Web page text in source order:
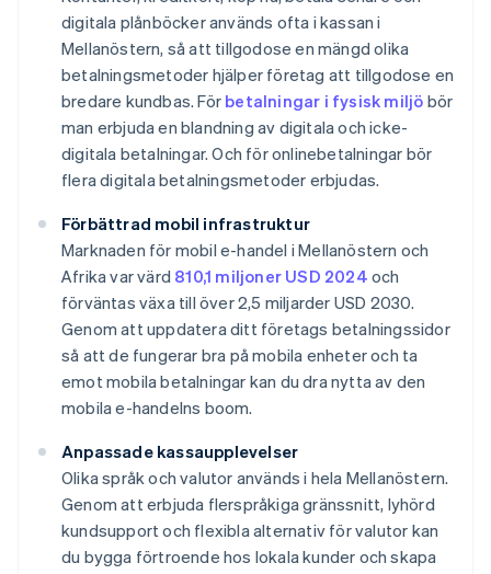
digitala plånböcker används ofta i kassan i
Mellanöstern, så att tillgodose en mängd olika
betalningsmetoder hjälper företag att tillgodose en
bredare kundbas. För betalningar i fysisk miljö bör
man erbjuda en blandning av digitala och icke-
digitala betalningar. Och för onlinebetalningar bör
flera digitala betalningsmetoder erbjudas.
Förbättrad mobil infrastruktur
Marknaden för mobil e-handel i Mellanöstern och
Afrika var värd 810,1 miljoner USD 2024 och
förväntas växa till över 2,5 miljarder USD 2030.
Genom att uppdatera ditt företags betalningssidor
så att de fungerar bra på mobila enheter och ta
emot mobila betalningar kan du dra nytta av den
mobila e-handelns boom.
Anpassade kassaupplevelser
Olika språk och valutor används i hela Mellanöstern.
Genom att erbjuda flerspråkiga gränssnitt, lyhörd
kundsupport och flexibla alternativ för valutor kan
du bygga förtroende hos lokala kunder och skapa